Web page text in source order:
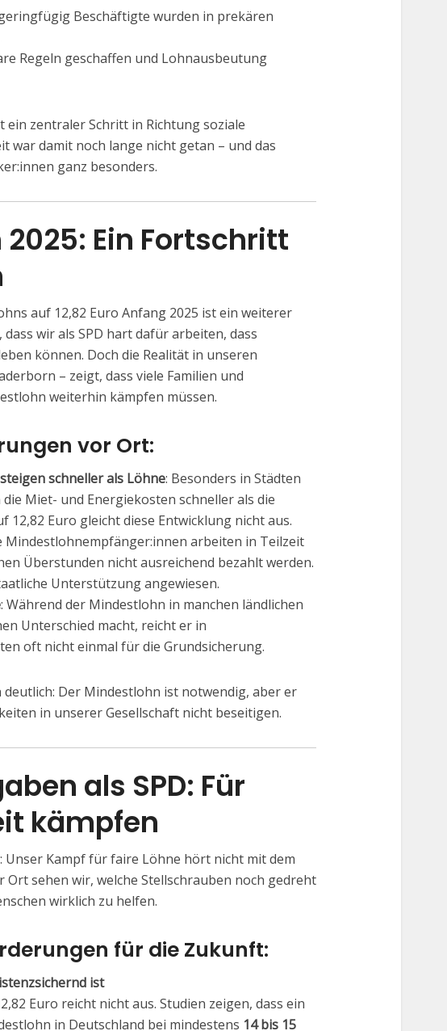
Beschäftigte wurden in prekären
Regeln geschaffen und Lohnausbeutung
zentraler Schritt in Richtung soziale
war damit noch lange nicht getan – und das
ganz besonders.
2025: Ein Fortschritt
auf 12,82 Euro Anfang 2025 ist ein weiterer
wir als SPD hart dafür arbeiten, dass
können. Doch die Realität in unseren
– zeigt, dass viele Familien und
weiterhin kämpfen müssen.
vor Ort:
schneller als Löhne: Besonders in Städten
Miet- und Energiekosten schneller als die
12,82 Euro gleicht diese Entwicklung nicht aus.
Mindestlohnempfänger:innen arbeiten in Teilzeit
Überstunden nicht ausreichend bezahlt werden.
Unterstützung angewiesen.
: Während der Mindestlohn in manchen ländlichen
Unterschied macht, reicht er in
oft nicht einmal für die Grundsicherung.
deutlich: Der Mindestlohn ist notwendig, aber er
in unserer Gesellschaft nicht beseitigen.
als SPD: Für
kämpfen
Unser Kampf für faire Löhne hört nicht mit dem
Ort sehen wir, welche Stellschrauben noch gedreht
wirklich zu helfen.
für die Zukunft:
ist
Euro reicht nicht aus. Studien zeigen, dass ein
in Deutschland bei mindestens 14 bis 15